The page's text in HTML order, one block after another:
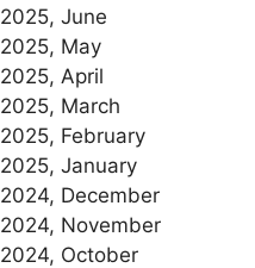
2025, June
2025, May
2025, April
2025, March
2025, February
2025, January
2024, December
2024, November
2024, October